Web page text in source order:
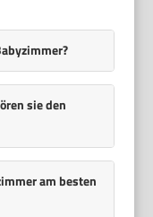
sie den
am besten